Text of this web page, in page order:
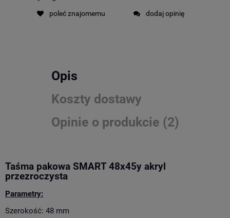
poleć znajomemu dodaj opinię
Opis
Koszty dostawy
Opinie o produkcie (2)
Taśma pakowa SMART 48x45y akryl
przezroczysta
Parametry:
Szerokość: 48 mm